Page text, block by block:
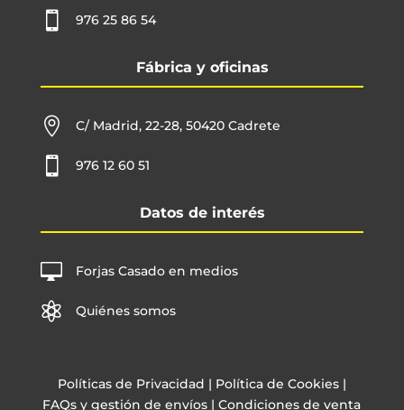
 976 25 86 54
Fábrica y oficinas
 C/ Madrid, 22-28, 50420 Cadrete
 976 12 60 51
Datos de interés
 Forjas Casado en medios
 Quiénes somos
Políticas de Privacidad | Política de Cookies|
FAQs y gestión de envíos |Condiciones de venta